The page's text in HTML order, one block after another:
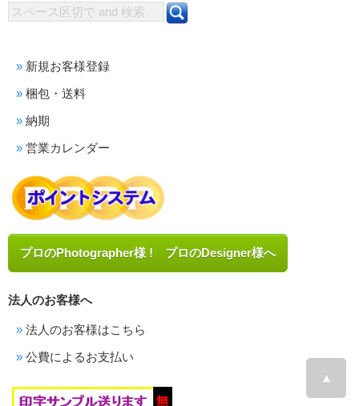
新規お客様登録
梱包・送料
納期
営業カレンダー
プロのPhotographer様 ! プロのDesigner様へ
法人のお客様へ
法人のお客様はこちら
公費によるお支払い
▲